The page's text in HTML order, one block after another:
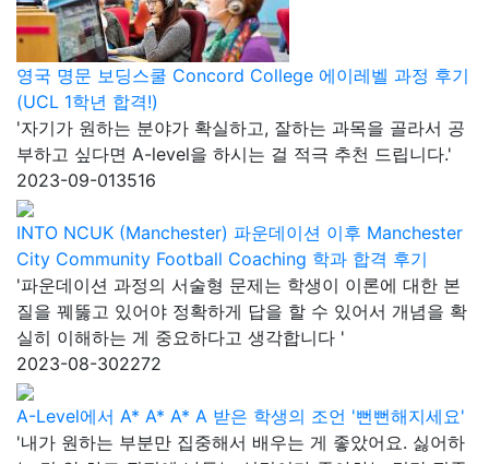
영국 명문 보딩스쿨 Concord College 에이레벨 과정 후기
(UCL 1학년 합격!)
'자기가 원하는 분야가 확실하고, 잘하는 과목을 골라서 공
부하고 싶다면 A-level을 하시는 걸 적극 추천 드립니다.'
2023-09-013516
INTO NCUK (Manchester) 파운데이션 이후 Manchester
City Community Football Coaching 학과 합격 후기
'파운데이션 과정의 서술형 문제는 학생이 이론에 대한 본
질을 꿰뚫고 있어야 정확하게 답을 할 수 있어서 개념을 확
실히 이해하는 게 중요하다고 생각합니다 '
2023-08-302272
A-Level에서 A* A* A* A 받은 학생의 조언 '뻔뻔해지세요'
'내가 원하는 부분만 집중해서 배우는 게 좋았어요. 싫어하